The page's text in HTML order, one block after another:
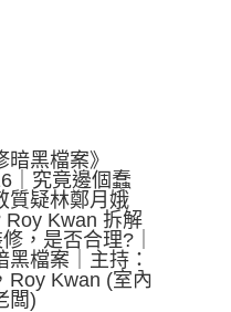
暗黑檔案》
｜究竟邊個蠢
質疑林鄭月娥
Roy Kwan 拆解
，是否合理?｜
黑檔案｜主持：
Roy Kwan (室內
闆)